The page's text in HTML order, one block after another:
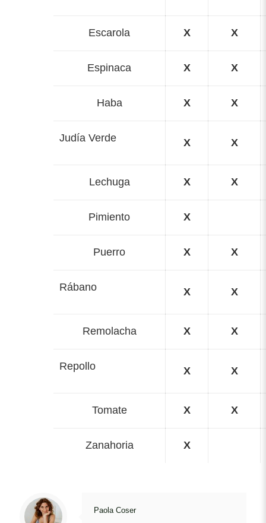
Escarola X X
Espinaca X X
Haba X X
Judía Verde X X
Lechuga X X
Pimiento X
Puerro X X
Rábano X X
Remolacha X X
Repollo X X
Tomate X X
Zanahoria X
Paola Coser